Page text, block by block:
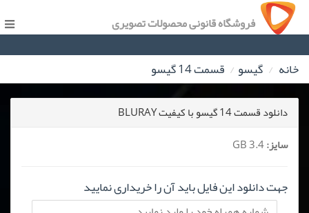
فروشگاه قانونی محصولات تصویری
خانه گیسو قسمت 14 گیسو
دانلود قسمت 14 گیسو با کیفیت BLURAY
سایز:
جهت دانلود این فایل باید آن را خریداری نمایید